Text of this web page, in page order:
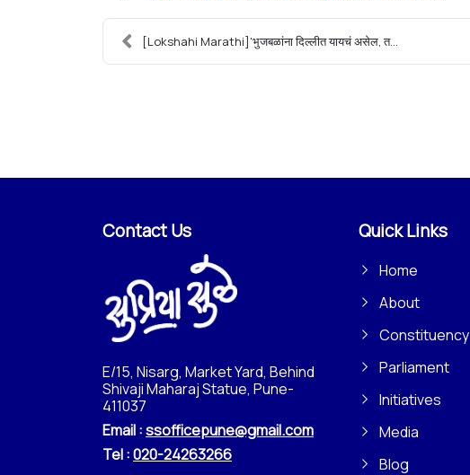
[Lokshahi Marathi]'भुजबळांना दिल्लीत यायचं असेल, त...
Contact Us
E/15, Nisarg, Market Yard, Behind
Shivaji Maharaj Statue, Pune-
411037
Email :ssofficepune@gmail.com
Tel :020-24263266
Quick Links
Home
About
Constituency
Parliament
Initiatives
Media
Blog